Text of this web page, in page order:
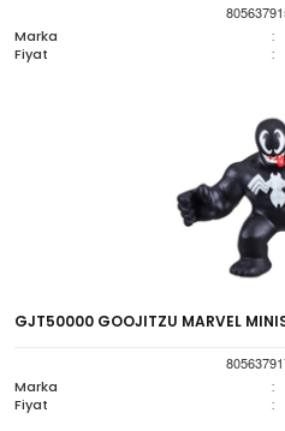
Marka
:
Fiyat :
GJT50000 GOOJITZU MARVEL
Marka
:
Fiyat :